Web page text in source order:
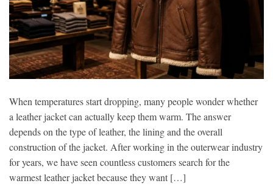
When temperatures start dropping, many people wonder whether
a leather jacket can actually keep them warm. The answer
depends on the type of leather, the lining and the overall
construction of the jacket. After working in the outerwear industry
for years, we have seen countless customers search for the
warmest leather jacket because they want […]